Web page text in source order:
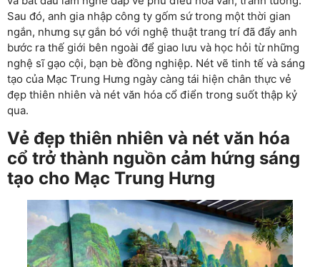
Sau đó, anh gia nhập công ty gốm sứ trong một thời gian
ngắn, nhưng sự gắn bó với nghệ thuật trang trí đã đẩy anh
bước ra thế giới bên ngoài để giao lưu và học hỏi từ những
nghệ sĩ gạo cội, bạn bè đồng nghiệp. Nét vẽ tinh tế và sáng
tạo của Mạc Trung Hưng ngày càng tái hiện chân thực vẻ
đẹp thiên nhiên và nét văn hóa cổ điển trong suốt thập kỷ
qua.
Vẻ đẹp thiên nhiên và nét văn hóa
cổ trở thành nguồn cảm hứng sáng
tạo cho Mạc Trung Hưng